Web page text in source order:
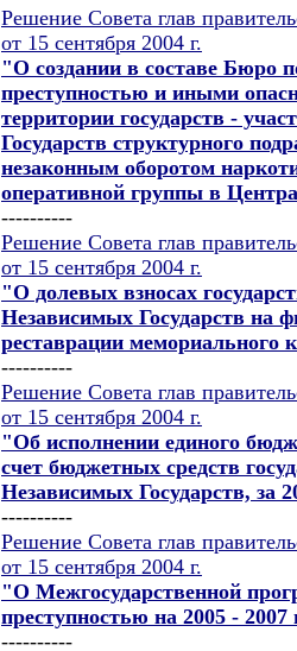
Решение Совета глав
от 15 сентября 2004 г.
"О создании в составе Бюро
преступностью и иными
территории государств -
Государств структурного
незаконным оборотом
оперативной группы в
----------
Решение Совета глав
от 15 сентября 2004 г.
"О долевых взносах
Независимых Государств на
реставрации мемориального
----------
Решение Совета глав
от 15 сентября 2004 г.
"Об исполнении единого
счет бюджетных средств
Независимых Государств, за
----------
Решение Совета глав
от 15 сентября 2004 г.
"О Межгосударственной
преступностью на 2005 -
----------